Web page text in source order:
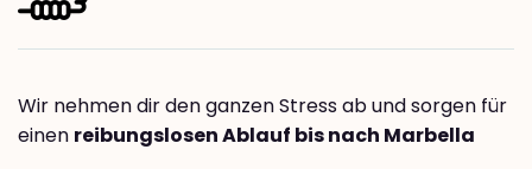
Wir nehmen dir den ganzen Stress ab und sorgen für
einen reibungslosen Ablauf bis nach Marbella